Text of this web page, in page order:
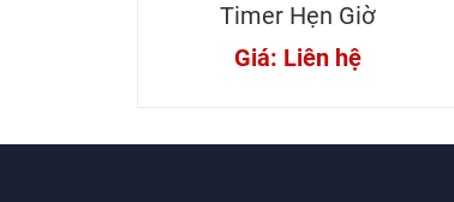
Timer Hẹn Giờ
Giá: Liên hệ